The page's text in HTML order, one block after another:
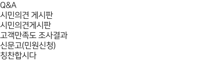
Q&A
시민의견 게시판
시민의견게시판
고객만족도 조사결과
신문고(민원신청)
칭찬합시다